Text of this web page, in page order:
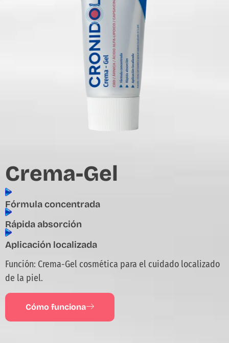
Crema-Gel
Fórmula concentrada
Rápida absorción
Aplicación localizada
Función: Crema-Gel cosmética para el cuidado localizado
de la piel.
Cómo funciona